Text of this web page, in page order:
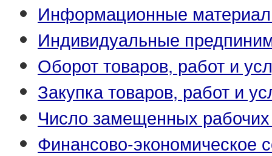
Информационные
Индивидуальные
Оборот товаров, работ и
Закупка товаров, работ и
Число замещенных
Финансово-экономическое